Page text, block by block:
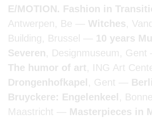
E/MOTION. Fashion in
Antwerpen, Be
Witches,
Building, Brussel
10 years
Severen, Designmuseum, Gent
The humor of art, ING Art
Drongenhofkapel , Gent
Bruyckere: Engelenkeel ,
Maastricht
Masterpieces in